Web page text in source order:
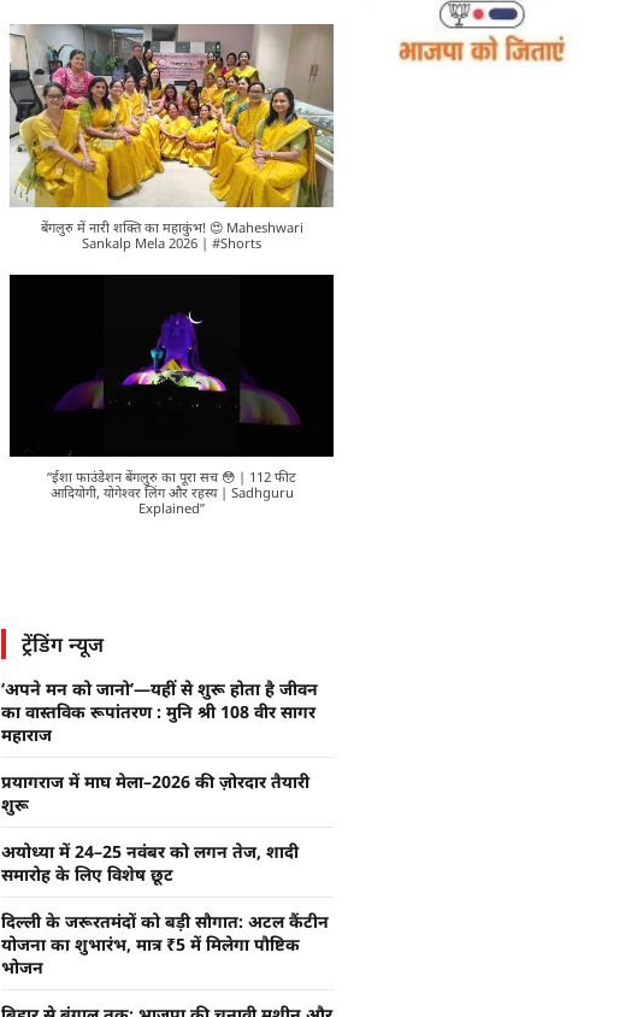
बेंगलुरु में नारी शक्ति का महाकुंभ! 😍 Maheshwari
Sankalp Mela 2026 | #Shorts
“ईशा फाउंडेशन बेंगलुरु का पूरा सच 😳 | 112 फीट
आदियोगी, योगेश्वर लिंग और रहस्य | Sadhguru
Explained”
ट्रेंडिंग न्यूज
‘अपने मन को जानो’—यहीं से शुरू होता है जीवन
का वास्तविक रूपांतरण : मुनि श्री 108 वीर सागर
महाराज
प्रयागराज में माघ मेला–2026 की ज़ोरदार तैयारी
शुरू
अयोध्या में 24–25 नवंबर को लगन तेज, शादी
समारोह के लिए विशेष छूट
दिल्ली के जरूरतमंदों को बड़ी सौगात: अटल कैंटीन
योजना का शुभारंभ, मात्र ₹5 में मिलेगा पौष्टिक
भोजन